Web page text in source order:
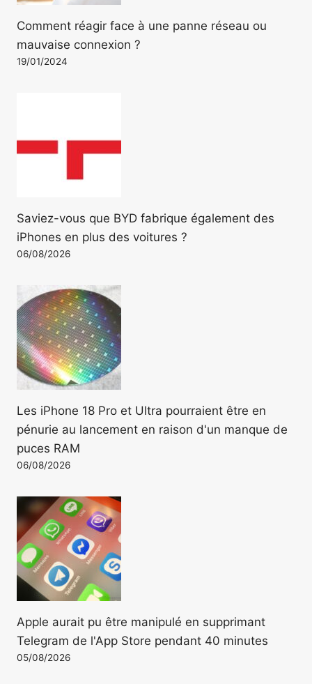
Comment réagir face à une panne réseau ou
mauvaise connexion ?
19/01/2024
Saviez-vous que BYD fabrique également des
iPhones en plus des voitures ?
06/08/2026
Les iPhone 18 Pro et Ultra pourraient être en
pénurie au lancement en raison d'un manque de
puces RAM
06/08/2026
Apple aurait pu être manipulé en supprimant
Telegram de l'App Store pendant 40 minutes
05/08/2026